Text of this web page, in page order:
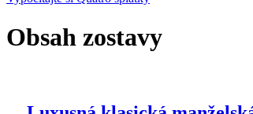
Obsah zostavy